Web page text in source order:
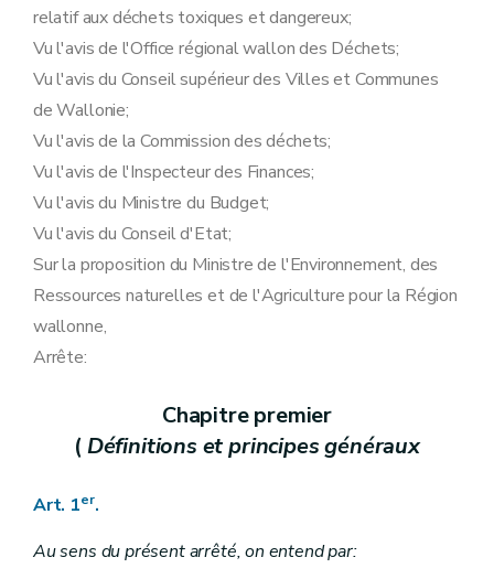
relatif aux déchets toxiques et dangereux;
Vu l'avis de l'Office régional wallon des Déchets;
Vu l'avis du Conseil supérieur des Villes et Communes
de Wallonie;
Vu l'avis de la Commission des déchets;
Vu l'avis de l'Inspecteur des Finances;
Vu l'avis du Ministre du Budget;
Vu l'avis du Conseil d'Etat;
Sur la proposition du Ministre de l'Environnement, des
Ressources naturelles et de l'Agriculture pour la Région
wallonne,
Arrête:
Chapitre premier
(Définitions et principes généraux
Art. 1er.
Au sens du présent arrêté, on entend par: